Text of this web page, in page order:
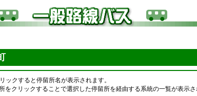
ックすると停留所名が表示されます。
をクリックすることで選択した停留所を経由する系統の一覧が表示